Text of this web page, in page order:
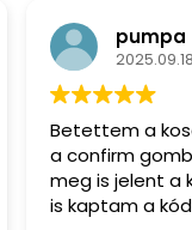
pumpa
Betettem a
a confirm
meg is jelent a
is kaptam a